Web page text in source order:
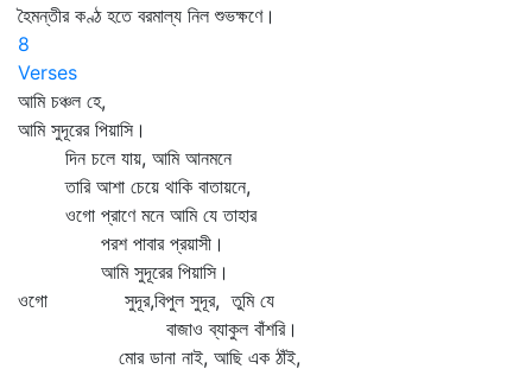
হৈমন্তীর কণ্ঠ হতে বরমাল্য নিল শুভক্ষণে।
8
Verses
আমি চঞ্চল হে,
আমি সুদূরের পিয়াসি।
দিন চলে যায়, আমি আনমনে
তারি আশা চেয়ে থাকি বাতায়নে,
ওগো প্রাণে মনে আমি যে তাহার
পরশ পাবার প্রয়াসী।
আমি সুদূরের পিয়াসি।
ওগো সুদূর,বিপুল সুদূর, তুমি যে
বাজাও ব্যাকুল বাঁশরি।
মোর ডানা নাই, আছি এক ঠাঁই,